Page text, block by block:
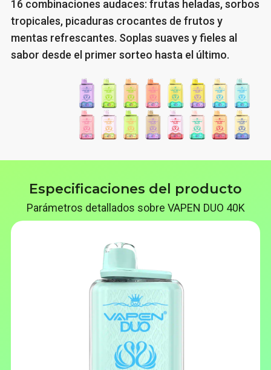
16 combinaciones audaces: frutas heladas, sorbos
tropicales, picaduras crocantes de frutos y
mentas refrescantes. Soplas suaves y fieles al
sabor desde el primer sorteo hasta el último.
Especificaciones del producto
Parámetros detallados sobre VAPEN DUO 40K